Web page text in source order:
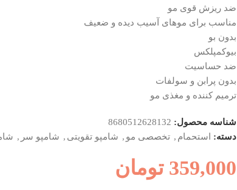
ضد ریزش قوی مو
مناسب برای موهای آسیب دیده و ضعیف
بدون بو
بیوکمپلکس
ضد حساسیت
بدون پرابن و سولفات
ترمیم کننده و مغذی مو
شناسه محصول: 8680512628132
دسته:
استحمام , تخصصی مو , شامپو تقویتی , شامپو سر ,
359,000 تومان